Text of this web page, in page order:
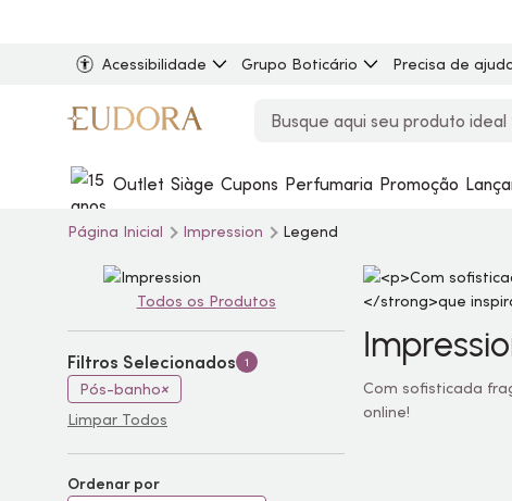
Acessibilidade Grupo Boticário Precisa de
Outlet Siàge Cupons Perfumaria Promoção
Página Inicial Impression Legend
Com sofisticada
online!
Todos os Produtos
Filtros Selecionados 1
Pós-banho
Limpar Todos
Ordenar por